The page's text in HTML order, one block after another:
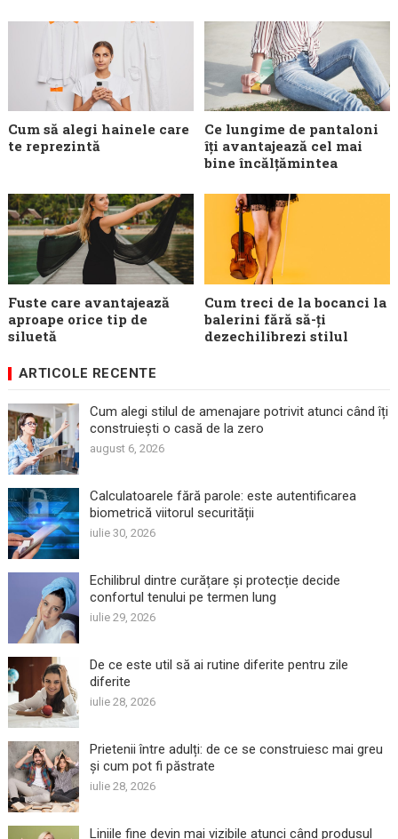
Cum să alegi hainele care
te reprezintă
Ce lungime de pantaloni
îți avantajează cel mai
bine încălțămintea
Fuste care avantajează
aproape orice tip de
siluetă
Cum treci de la bocanci la
balerini fără să-ți
dezechilibrezi stilul
ARTICOLE RECENTE
Cum alegi stilul de amenajare potrivit atunci când îți
construiești o casă de la zero
august 6, 2026
Calculatoarele fără parole: este autentificarea
biometrică viitorul securității
iulie 30, 2026
Echilibrul dintre curățare și protecție decide
confortul tenului pe termen lung
iulie 29, 2026
De ce este util să ai rutine diferite pentru zile
diferite
iulie 28, 2026
Prietenii între adulți: de ce se construiesc mai greu
și cum pot fi păstrate
iulie 28, 2026
Liniile fine devin mai vizibile atunci când produsul